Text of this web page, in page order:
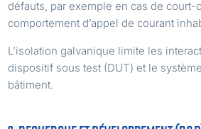
défauts, par exemple en cas de court-
comportement d’appel de courant
L’isolation galvanique limite les
dispositif sous test (DUT) et le
bâtiment.